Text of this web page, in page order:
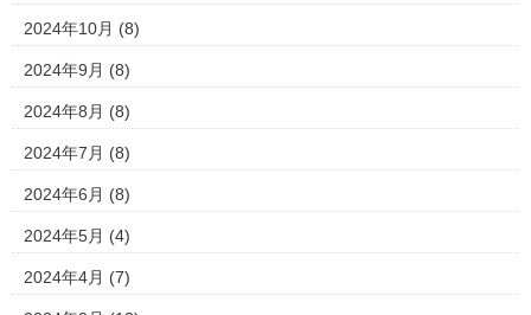
2024年10月 (8)
2024年9月 (8)
2024年8月 (8)
2024年7月 (8)
2024年6月 (8)
2024年5月 (4)
2024年4月 (7)